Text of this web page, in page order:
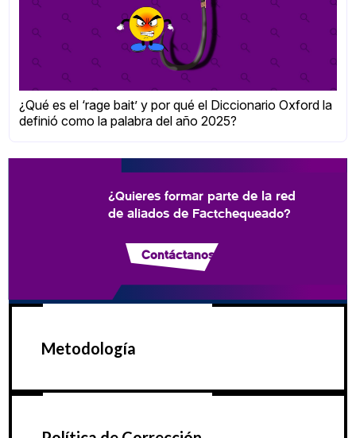
¿Qué es el ‘rage bait’ y por qué el Diccionario Oxford la
definió como la palabra del año 2025?
¿Quieres formar parte de la red
de aliados de Factchequeado?
Contáctanos
Metodología